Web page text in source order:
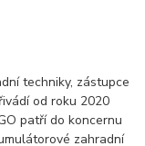
techniky, zástupce
od roku 2020
patří do koncernu
zahradní